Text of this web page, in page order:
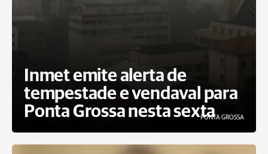
Inmet emite alerta de
tempestade e vendaval para
Ponta Grossa nesta sextaPONTA GROSSA